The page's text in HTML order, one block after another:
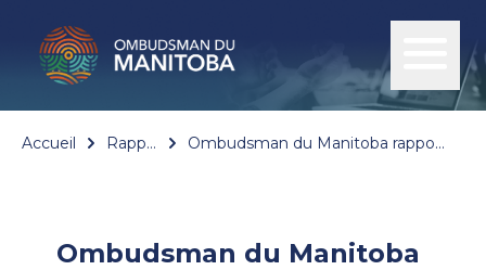
Accueil Rapports Ombudsman du Manitoba rapport annuel 2015
Ombudsman du Manitoba